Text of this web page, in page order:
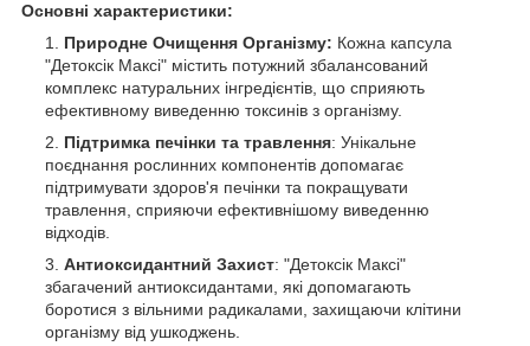
Основні характеристики:
Природне Очищення Організму: Кожна капсула
"Детоксік Максі" містить потужний збалансований
комплекс натуральних інгредієнтів, що сприяють
ефективному виведенню токсинів з організму.
Підтримка печінки та травлення: Унікальне
поєднання рослинних компонентів допомагає
підтримувати здоров'я печінки та покращувати
травлення, сприяючи ефективнішому виведенню
відходів.
Антиоксидантний Захист: "Детоксік Максі"
збагачений антиоксидантами, які допомагають
боротися з вільними радикалами, захищаючи клітини
організму від ушкоджень.